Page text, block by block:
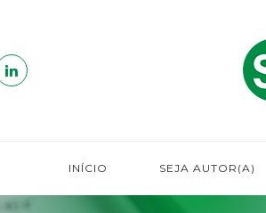
INÍCIO SEJA AUTOR(A)